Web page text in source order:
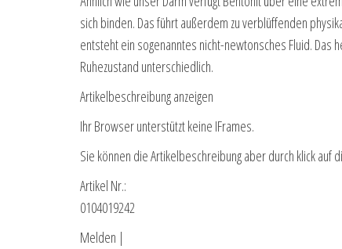
sich binden. Das führt außerdem zu verblüffenden
entsteht ein sogenanntes nicht-newtonsches Fluid. Das
Ruhezustand unterschiedlich.
Artikelbeschreibung anzeigen
Ihr Browser unterstützt keine IFrames.
Sie können die Artikelbeschreibung aber durch klick auf
Artikel Nr.:
0104019242
Melden |